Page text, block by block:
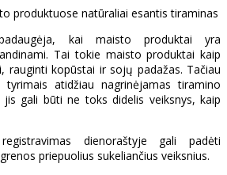
produktuose natūraliai esantis tiraminas
kai maisto produktai yra
Tai tokie maisto produktai kaip
rauginti kopūstai ir sojų padažas. Tačiau
atidžiau nagrinėjamas tiramino
gali būti ne toks didelis veiksnys, kaip
dienoraštyje gali padėti
priepuolius sukeliančius veiksnius.